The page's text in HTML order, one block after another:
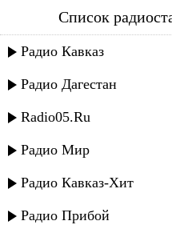
амина магомедова
Список
Радио Кавказ
Радио Дагестан
Radio05.Ru
Радио Мир
Радио Кавказ-Хит
Радио Прибой
Амина
Эльмира